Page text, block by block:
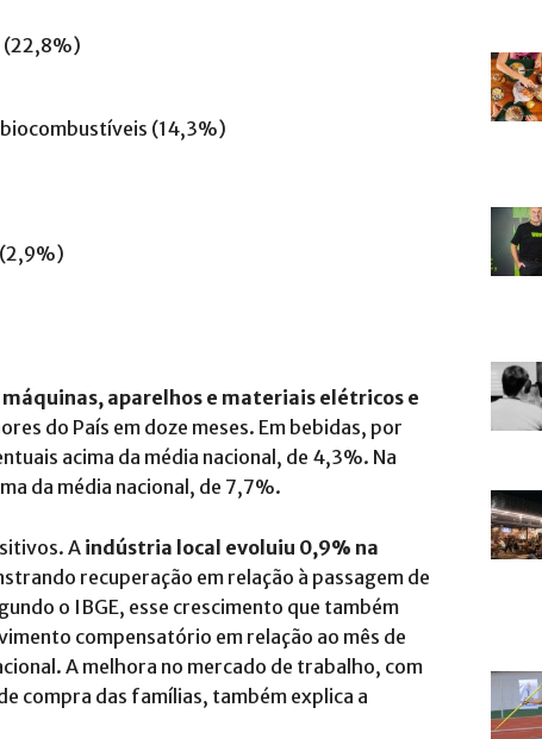
(22,8%)
(14,3%)
aparelhos e materiais elétricos e
do País em doze meses. Em bebidas, por
acima da média nacional, de 4,3%. Na
da média nacional, de 7,7%.
Aindústria local evoluiu 0,9% na
recuperação em relação à passagem de
o IBGE, esse crescimento que também
compensatório em relação ao mês de
A melhora no mercado de trabalho, com
compra das famílias, também explica a